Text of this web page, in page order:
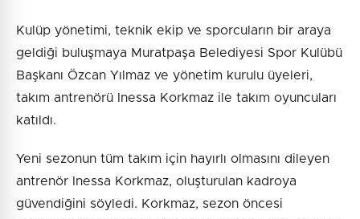
Kulüp yönetimi, teknik ekip ve sporcuların bir araya
geldiği buluşmaya Muratpaşa Belediyesi Spor Kulübü
Başkanı Özcan Yılmaz ve yönetim kurulu üyeleri,
takım antrenörü Inessa Korkmaz ile takım oyuncuları
katıldı.
Yeni sezonun tüm takım için hayırlı olmasını dileyen
antrenör Inessa Korkmaz, oluşturulan kadroya
güvendiğini söyledi. Korkmaz, sezon öncesi